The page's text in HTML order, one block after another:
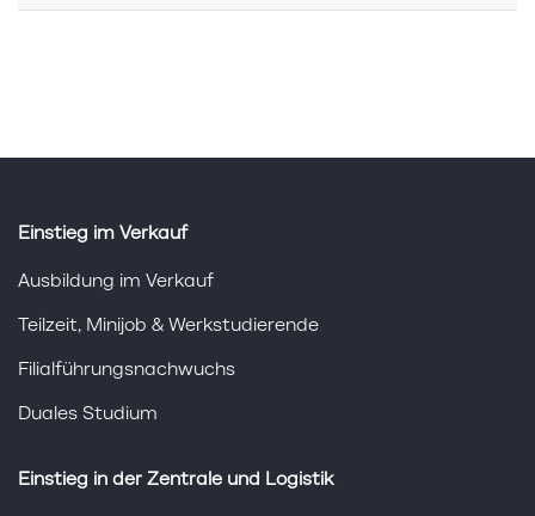
Einstieg im Verkauf
Ausbildung im Verkauf
Teilzeit, Minijob & Werkstudierende
Filialführungsnachwuchs
Duales Studium
Einstieg in der Zentrale und Logistik